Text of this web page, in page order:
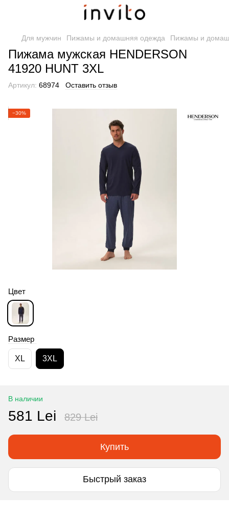
Для мужчин Пижамы и домашняя одежда Пижамы и
Пижама мужская HENDERSON
41920 HUNT 3XL
Артикул: 68974 Оставить отзыв
−30%
Цвет
Размер
XL 3XL
В наличии
581 Lei 829 Lei
Купить
Быстрый заказ